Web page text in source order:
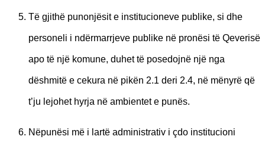
Të gjithë punonjësit e institucioneve publike, si dhe
personeli i ndërmarrjeve publike në pronësi të Qeverisë
apo të një komune, duhet të posedojnë një nga
dëshmitë e cekura në pikën 2.1 deri 2.4, në mënyrë që
t’ju lejohet hyrja në ambientet e punës.
Nëpunësi më i lartë administrativ i çdo institucioni